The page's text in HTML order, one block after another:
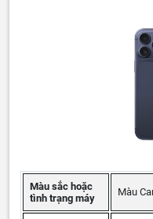
Màu sắc hoặc
tình trạng máy
Màu